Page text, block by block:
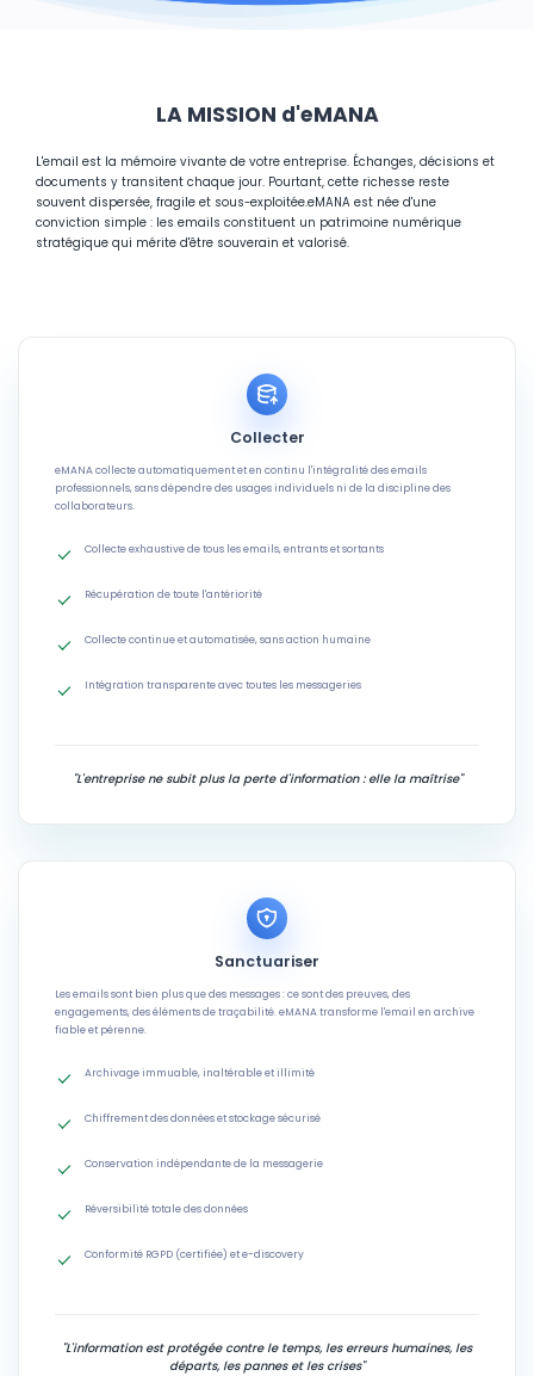
LA MISSION d'eMANA
L'email est la mémoire vivante de votre entreprise. Échanges, décisions et
documents y transitent chaque jour. Pourtant, cette richesse reste
souvent dispersée, fragile et sous-exploitée.eMANA est née d'une
conviction simple : les emails constituent un patrimoine numérique
stratégique qui mérite d'être souverain et valorisé.
Collecter
eMANA collecte automatiquement et en continu l'intégralité des emails
professionnels, sans dépendre des usages individuels ni de la discipline des
collaborateurs.
Collecte exhaustive de tous les emails, entrants et sortants
Récupération de toute l'antériorité
Collecte continue et automatisée, sans action humaine
Intégration transparente avec toutes les messageries
"L'entreprise ne subit plus la perte d'information : elle la maîtrise"
Sanctuariser
Les emails sont bien plus que des messages : ce sont des preuves, des
engagements, des éléments de traçabilité. eMANA transforme l'email en archive
fiable et pérenne.
Archivage immuable, inaltérable et illimité
Chiffrement des données et stockage sécurisé
Conservation indépendante de la messagerie
Réversibilité totale des données
Conformité RGPD (certifiée) et e-discovery
"L'information est protégée contre le temps, les erreurs humaines, les
départs, les pannes et les crises"